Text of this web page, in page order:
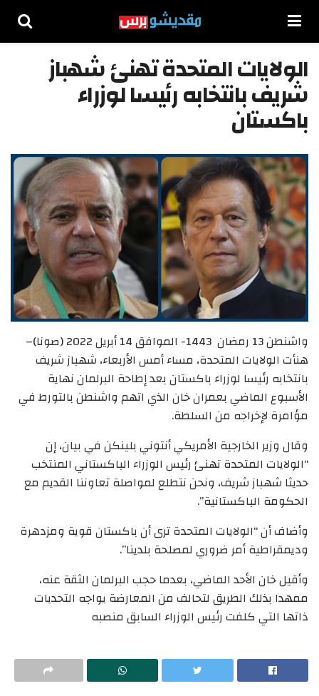
الولايات المتحدة تهنئ شهباز
شريف بانتخابه رئيسا لوزراء
باكستان
واشنطن 13 رمضان 1443- الموافق 14 أبريل 2022 (صونا)–
هنأت الولايات المتحدة، مساء أمس الأربعاء، شهباز شريف
بانتخابه رئيسا لوزراء باكستان بعد إطاحة البرلمان نهاية
الأسبوع الماضي بعمران خان الذي اتهم واشنطن بالتورط في
مؤامرة لإخراجه من السلطة.
وقال وزير الخارجية الأمريكي أنتوني بلينكن في بيان، إن
“الولايات المتحدة تهنئ رئيس الوزراء الباكستاني المنتخب
حديثا شهباز شريف، ونحن نتطلع لمواصلة تعاوننا القديم مع
الحكومة الباكستانية”.
وأضاف أن “الولايات المتحدة ترى أن باكستان قوية ومزدهرة
وديمقراطية أمر ضروري لمصلحة بلدينا”.
وأقيل خان الأحد الماضي، بعدما حجب البرلمان الثقة عنه،
ممهدا بذلك الطريق لتحالف من المعارضة يواجه التحديات
ذاتها التي كلفت رئيس الوزراء السابق منصبه